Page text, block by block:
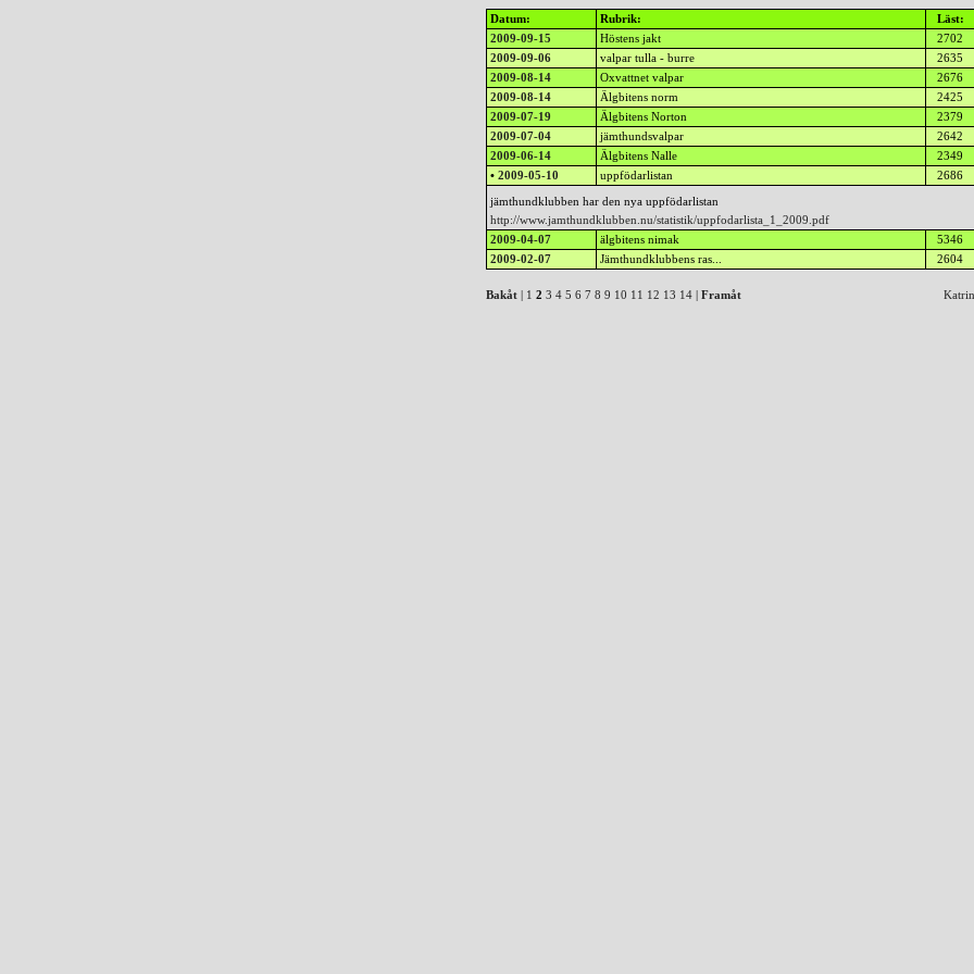
Datum: Rubrik:
Läst:
2009-09-15
Höstens jakt
2702
2009-09-06
valpar tulla - burre
2635
2009-08-14
Oxvattnet valpar
2676
2009-08-14
Älgbitens norm
2425
2009-07-19
Älgbitens Norton
2379
2009-07-04
jämthundsvalpar
2642
2009-06-14
Älgbitens Nalle
2349
• 2009-05-10 uppfödarlistan 2686
jämthundklubben har den nya uppfödarlistan
http://www.jamthundklubben.nu/statistik/uppfodarlista_1_2009.pdf
2009-04-07
älgbitens nimak
5346
2009-02-07
Jämthundklubbens ras... 2604
Bakåt 1 2 3 4 5 6 7 8 9 10 11 12 13 14 Framåt Katrin